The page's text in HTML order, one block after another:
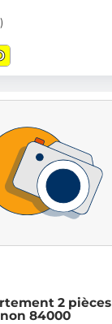
2 pièces
84000